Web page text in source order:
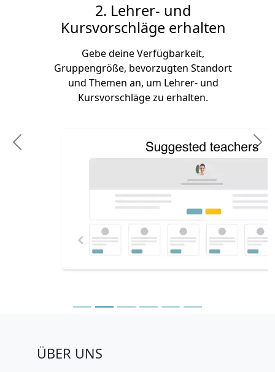
2. Lehrer- und
Kursvorschläge erhalten
Gebe deine Verfügbarkeit,
Gruppengröße, bevorzugten Standort
und Themen an, um Lehrer- und
Kursvorschläge zu erhalten.
Previous
ÜBER UNS